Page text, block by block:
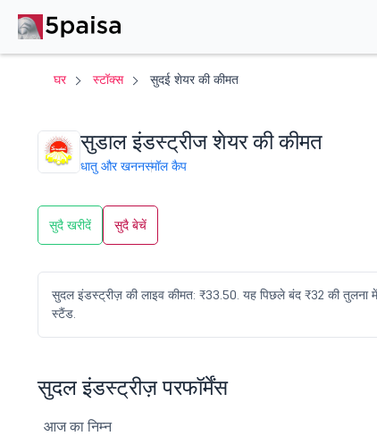
घर स्टॉक्स सुदई शेयर की कीमत
सुडाल इंडस्ट्रीज शेयर की कीमत
धातु और खननस्मॉल कैप
सुदै खरीदें सुदै बेचें
सुदल इंडस्ट्रीज़ की लाइव कीमत: ₹33.50. यह पिछले बंद ₹32 की
स्टैंड.
सुदल इंडस्ट्रीज़ परफॉर्मेंस
आज का निम्न